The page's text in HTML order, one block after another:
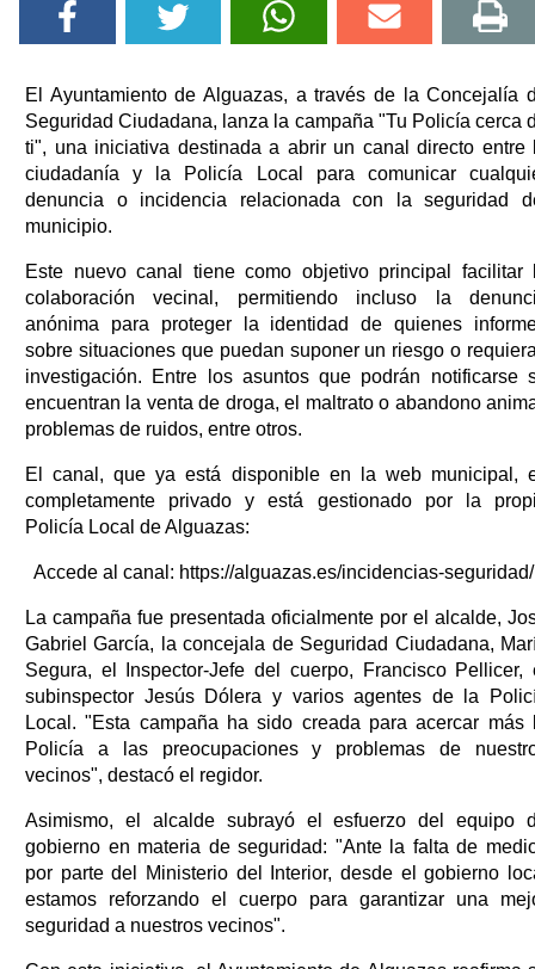
El Ayuntamiento de Alguazas, a través de la Concejalía
Seguridad Ciudadana, lanza la campaña "Tu Policía cerca
ti", una iniciativa destinada a abrir un canal directo entre
ciudadanía y la Policía Local para comunicar
denuncia o incidencia relacionada con la seguridad
municipio.
Este nuevo canal tiene como objetivo principal facilitar
colaboración vecinal, permitiendo incluso la
anónima para proteger la identidad de quienes
sobre situaciones que puedan suponer un riesgo o
investigación. Entre los asuntos que podrán notificarse
encuentran la venta de droga, el maltrato o abandono
problemas de ruidos, entre otros.
El canal, que ya está disponible en la web municipal,
completamente privado y está gestionado por la
Policía Local de Alguazas:
Accede al canal: https://alguazas.es/incidencias-seguridad/
La campaña fue presentada oficialmente por el alcalde,
Gabriel García, la concejala de Seguridad Ciudadana,
Segura, el Inspector-Jefe del cuerpo, Francisco Pellicer,
subinspector Jesús Dólera y varios agentes de la
Local. "Esta campaña ha sido creada para acercar más
Policía a las preocupaciones y problemas de
vecinos", destacó el regidor.
Asimismo, el alcalde subrayó el esfuerzo del equipo
gobierno en materia de seguridad: "Ante la falta de
por parte del Ministerio del Interior, desde el gobierno
estamos reforzando el cuerpo para garantizar una
seguridad a nuestros vecinos".